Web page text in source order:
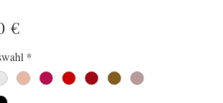
€Preis
*